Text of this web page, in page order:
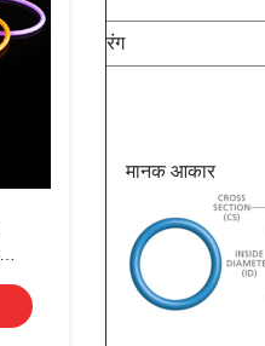
रंग
मानक आकार